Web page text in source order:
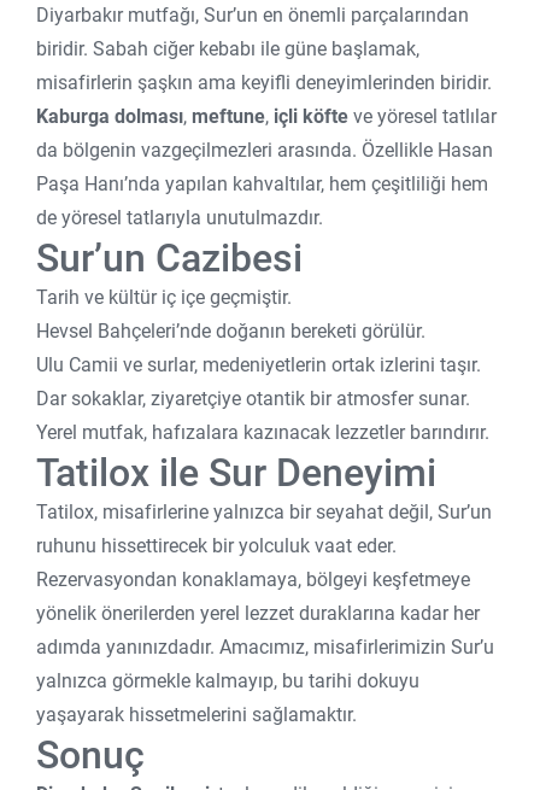
Diyarbakır mutfağı, Sur’un en önemli parçalarından
biridir. Sabah ciğer kebabı ile güne başlamak,
misafirlerin şaşkın ama keyifli deneyimlerinden biridir.
Kaburga dolması, meftune, içli köfte ve yöresel tatlılar
da bölgenin vazgeçilmezleri arasında. Özellikle Hasan
Paşa Hanı’nda yapılan kahvaltılar, hem çeşitliliği hem
de yöresel tatlarıyla unutulmazdır.
Sur’un Cazibesi
Tarih ve kültür iç içe geçmiştir.
Hevsel Bahçeleri’nde doğanın bereketi görülür.
Ulu Camii ve surlar, medeniyetlerin ortak izlerini taşır.
Dar sokaklar, ziyaretçiye otantik bir atmosfer sunar.
Yerel mutfak, hafızalara kazınacak lezzetler barındırır.
Tatilox ile Sur Deneyimi
Tatilox, misafirlerine yalnızca bir seyahat değil, Sur’un
ruhunu hissettirecek bir yolculuk vaat eder.
Rezervasyondan konaklamaya, bölgeyi keşfetmeye
yönelik önerilerden yerel lezzet duraklarına kadar her
adımda yanınızdadır. Amacımız, misafirlerimizin Sur’u
yalnızca görmekle kalmayıp, bu tarihi dokuyu
yaşayarak hissetmelerini sağlamaktır.
Sonuç